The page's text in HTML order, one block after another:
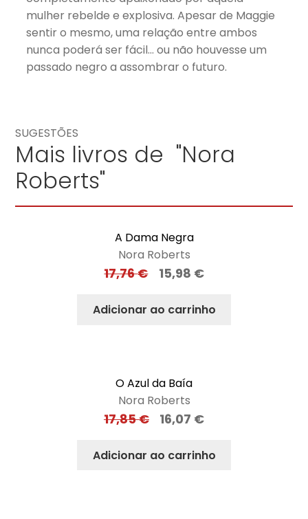
mulher rebelde e explosiva. Apesar de Maggie
sentir o mesmo, uma relação entre ambos
nunca poderá ser fácil… ou não houvesse um
passado negro a assombrar o futuro.
SUGESTÕES
Mais livros de "Nora
Roberts"
A Dama Negra
Nora Roberts
17,76€ 15,98 €
Adicionar ao carrinho
O Azul da Baía
Nora Roberts
17,85€ 16,07 €
Adicionar ao carrinho